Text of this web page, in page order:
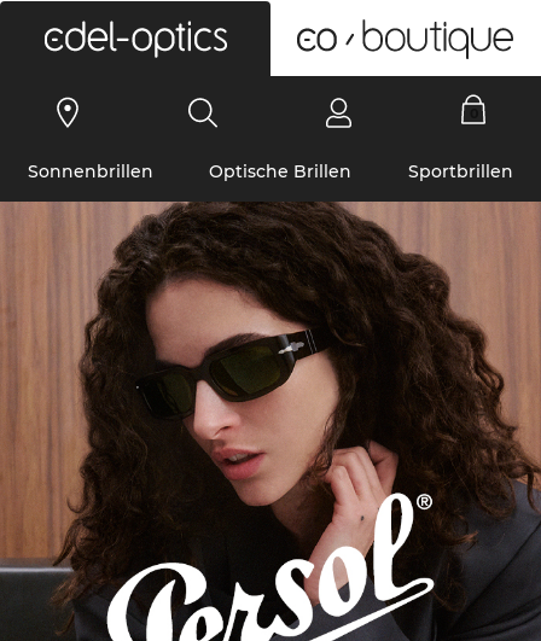
Sonnenbrillen Optische Brillen Sportbrillen